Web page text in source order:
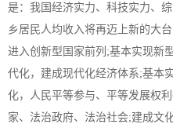
是：我国经济实力、科技实力、
乡居民人均收入将再迈上新的大
进入创新型国家前列;基本实现新
代化，建成现代化经济体系;基本
化，人民平等参与、平等发展权
家、法治政府、法治社会;建成文